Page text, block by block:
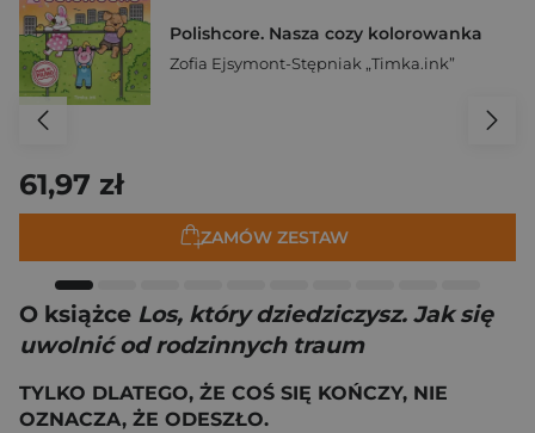
Polishcore. Nasza cozy kolorowanka
Zofia Ejsymont-Stępniak „Timka.ink”
61,97 zł
ZAMÓW ZESTAW
O książce Los, który dziedziczysz. Jak się
uwolnić od rodzinnych traum
TYLKO DLATEGO, ŻE COŚ SIĘ KOŃCZY, NIE
OZNACZA, ŻE ODESZŁO.